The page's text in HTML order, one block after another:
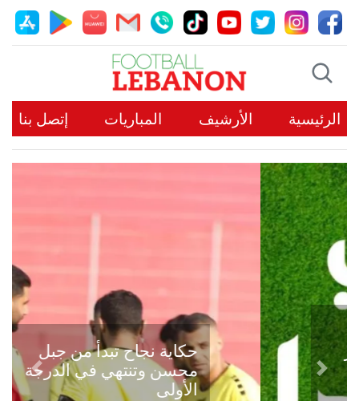
الرئيسية الأرشيف المباريات إتصل بنا
حكاية نجاح تبدأ من جبل
محسن وتنتهي في الدرجة
الأولىPrevious
Next